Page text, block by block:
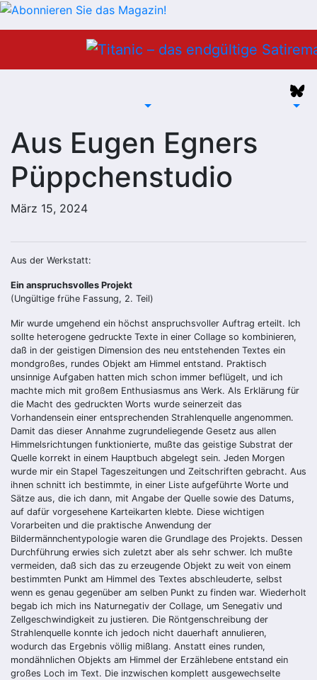
Aus Eugen Egners
Püppchenstudio
März 15, 2024
Aus der Werkstatt:
Ein anspruchsvolles Projekt
(Ungültige frühe Fassung, 2. Teil)
Mir wurde umgehend ein höchst anspruchsvoller Auftrag erteilt. Ich
sollte heterogene gedruckte Texte in einer Collage so kombinieren,
daß in der geistigen Dimension des neu entstehenden Textes ein
mondgroßes, rundes Objekt am Himmel entstand. Praktisch
unsinnige Aufgaben hatten mich schon immer beflügelt, und ich
machte mich mit großem Enthusiasmus ans Werk. Als Erklärung für
die Macht des gedruckten Worts wurde seinerzeit das
Vorhandensein einer entsprechenden Strahlenquelle angenommen.
Damit das dieser Annahme zugrundeliegende Gesetz aus allen
Himmelsrichtungen funktionierte, mußte das geistige Substrat der
Quelle korrekt in einem Hauptbuch abgelegt sein. Jeden Morgen
wurde mir ein Stapel Tageszeitungen und Zeitschriften gebracht. Aus
ihnen schnitt ich bestimmte, in einer Liste aufgeführte Worte und
Sätze aus, die ich dann, mit Angabe der Quelle sowie des Datums,
auf dafür vorgesehene Karteikarten klebte. Diese wichtigen
Vorarbeiten und die praktische Anwendung der
Bildermännchentypologie waren die Grundlage des Projekts. Dessen
Durchführung erwies sich zuletzt aber als sehr schwer. Ich mußte
vermeiden, daß sich das zu erzeugende Objekt zu weit von einem
bestimmten Punkt am Himmel des Textes abschleuderte, selbst
wenn es genau gegenüber am selben Punkt zu finden war. Wiederholt
begab ich mich ins Naturnegativ der Collage, um Senegativ und
Zellgeschwindigkeit zu justieren. Die Röntgenschreibung der
Strahlenquelle konnte ich jedoch nicht dauerhaft annulieren,
wodurch das Ergebnis völlig mißlang. Anstatt eines runden,
mondähnlichen Objekts am Himmel der Erzählebene entstand ein
großes Loch im Text. Die inzwischen komplett ausgewechselte